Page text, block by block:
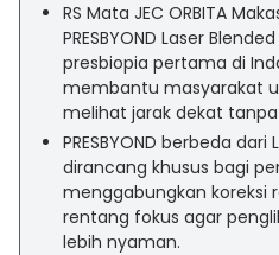
RS Mata JEC ORBITA
PRESBYOND Laser
presbiopia pertama di
membantu masyarakat
melihat jarak dekat
PRESBYOND berbeda dari
dirancang khusus bagi
menggabungkan koreksi
rentang fokus agar
lebih nyaman.